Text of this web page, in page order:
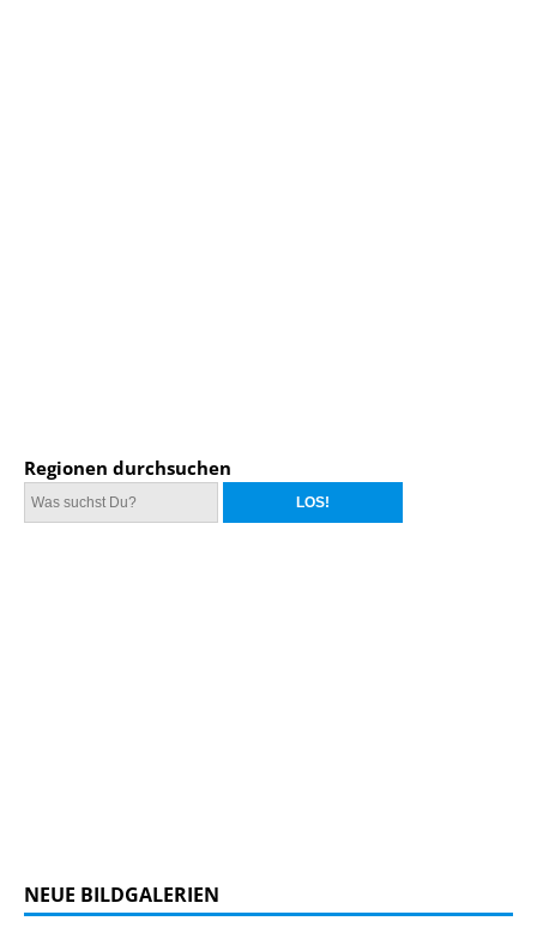
Regionen durchsuchen
NEUE BILDGALERIEN